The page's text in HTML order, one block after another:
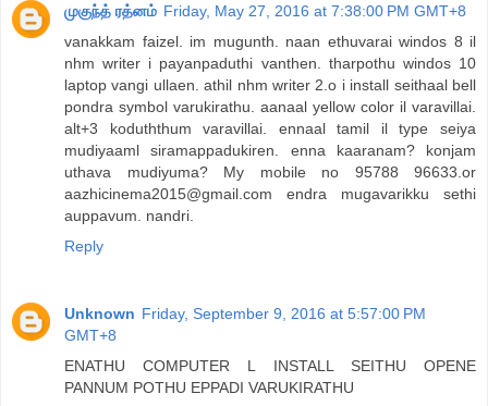
முகுந்த் ரத்னம் Friday, May 27, 2016 at 7:38:00 PM GMT+8
vanakkam faizel. im mugunth. naan ethuvarai windos 8 il
nhm writer i payanpaduthi vanthen. tharpothu windos 10
laptop vangi ullaen. athil nhm writer 2.o i install seithaal bell
pondra symbol varukirathu. aanaal yellow color il varavillai.
alt+3 koduththum varavillai. ennaal tamil il type seiya
mudiyaaml siramappadukiren. enna kaaranam? konjam
uthava mudiyuma? My mobile no 95788 96633.or
aazhicinema2015@gmail.com endra mugavarikku sethi
auppavum. nandri.
Reply
Unknown Friday, September 9, 2016 at 5:57:00 PM
GMT+8
ENATHU COMPUTER L INSTALL SEITHU OPENE
PANNUM POTHU EPPADI VARUKIRATHU